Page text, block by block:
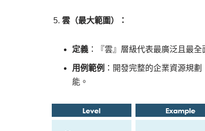
雲（最大範圍）：
定義 ：『雲』層級代表最廣泛且最
用例範例 ：開發完整的企業資源規
能。